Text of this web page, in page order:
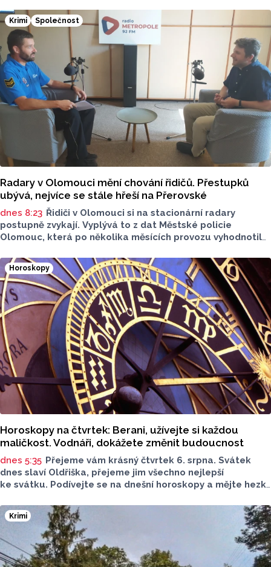
Krimi Společnost
Radary v Olomouci mění chování řidičů. Přestupků
ubývá, nejvíce se stále hřeší na Přerovské
dnes 8:23 Řidiči v Olomouci si na stacionární radary
postupně zvykají. Vyplývá to z dat Městské policie
Olomouc, která po několika měsících provozu vyhodnotila
zaznamenaných přestupků zde oproti prvním měsícům
výrazně klesl, v některých lokalitách až o polovinu.
O dopravě, ale i o případech, která musela Městská
policie Olomouc (MPO) řešit mluvil v pocastu Radia
Metropole s Tomášem Gottwaldem mluvčí MPO Petr
Čunderle.
Horoskopy
Horoskopy na čtvrtek: Berani, užívejte si každou
maličkost. Vodnáři, dokážete změnit budoucnost
dnes 5:35 Přejeme vám krásný čtvrtek 6. srpna. Svátek
dnes slaví Oldřiška, přejeme jim všechno nejlepší
ke svátku. Podívejte se na dnešní horoskopy a mějte hezký
Krimi